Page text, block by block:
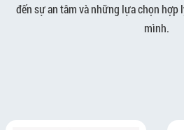
đến sự an tâm và những lựa chọn hợp
mình.